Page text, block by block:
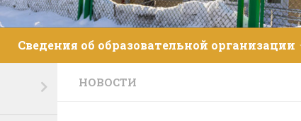
Сведения об образовательной организации
НОВОСТИ